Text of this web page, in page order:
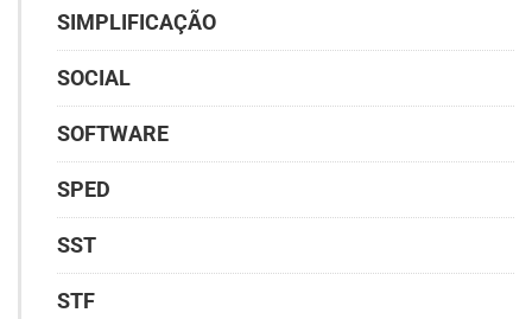
SIMPLIFICAÇÃO
SOCIAL
SOFTWARE
SPED
SST
STF